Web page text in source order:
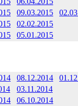
09.03.2015
02.02.2015
05.01.2015
08.12.2014
03.11.2014
06.10.2014